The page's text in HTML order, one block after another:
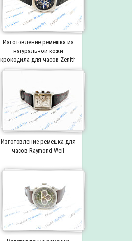
Изготовление ремешка из
натуральной кожи
крокодила для часов Zenith
Изготовление ремешка для
часов Raymond Weil